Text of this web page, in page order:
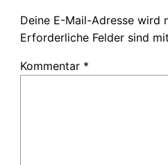
Deine E-Mail-Adresse wird
Erforderliche Felder sind mit
Kommentar *